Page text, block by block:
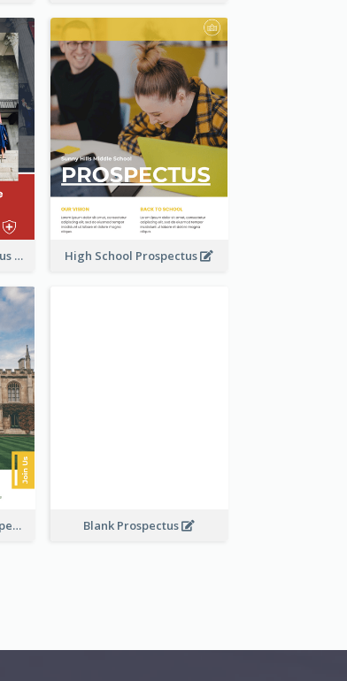
School Faculty Prospectus High School Prospectus
Modern University Prospectus Blank Prospectus